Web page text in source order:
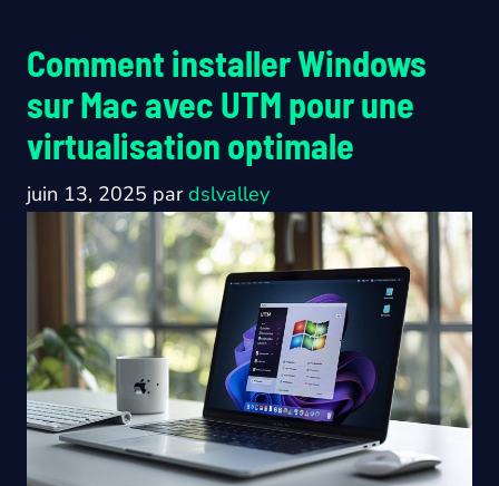
Comment installer Windows
sur Mac avec UTM pour une
virtualisation optimale
juin 13, 2025 pardslvalley